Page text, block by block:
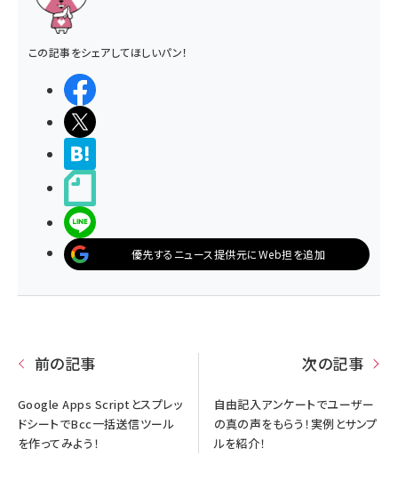
この記事をシェアしてほしいパン！
優先するニュース提供元にWeb担を追加
前の記事
Google Apps Scriptとスプレッ
ドシートでBcc一括送信ツール
を作ってみよう！
次の記事
自由記入アンケートでユーザー
の真の声をもらう！実例とサンプ
ルを紹介！